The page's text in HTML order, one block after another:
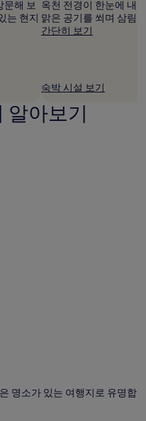
문해 보
는 현지
옥천 전경이 한눈에 내
맑은 공기를 쐬며 삼림
간단히 보기
숙박 시설 보기
알아보기
명소가 있는 여행지로 유명합의